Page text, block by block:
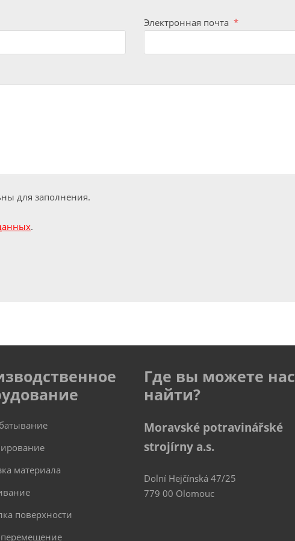
Электронная почта *
для заполнения.
.
материала
поверхности
Где вы можете нас
найти?
Moravské potravinářské
strojírny a.s.
Dolní Hejčínská 47/25
779 00 Olomouc